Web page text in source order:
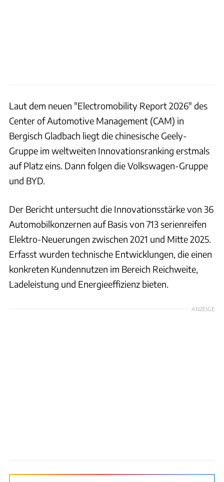
Laut dem neuen "Electromobility Report 2026" des
Center of Automotive Management (CAM) in
Bergisch Gladbach liegt die chinesische Geely-
Gruppe im weltweiten Innovationsranking erstmals
auf Platz eins. Dann folgen die Volkswagen-Gruppe
und BYD.
Der Bericht untersucht die Innovationsstärke von 36
Automobilkonzernen auf Basis von 713 serienreifen
Elektro-Neuerungen zwischen 2021 und Mitte 2025.
Erfasst wurden technische Entwicklungen, die einen
konkreten Kundennutzen im Bereich Reichweite,
Ladeleistung und Energieeffizienz bieten.
ANZEIGE